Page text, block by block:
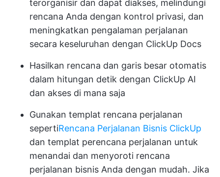
terorganisir dan dapat diakses, melindungi
rencana Anda dengan kontrol privasi, dan
meningkatkan pengalaman perjalanan
secara keseluruhan dengan ClickUp Docs
Hasilkan rencana dan garis besar otomatis
dalam hitungan detik dengan ClickUp AI
dan akses di mana saja
Gunakan templat rencana perjalanan
sepertiRencana Perjalanan Bisnis ClickUp
dan templat perencana perjalanan untuk
menandai dan menyoroti rencana
perjalanan bisnis Anda dengan mudah. Jika